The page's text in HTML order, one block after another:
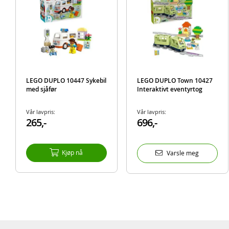
LEGO DUPLO 10447 Sykebil
med sjåfør
Vår lavpris:
265,-
Kjøp nå
LEGO DUPLO Town 10427
Interaktivt eventyrtog
Vår lavpris:
696,-
Varsle meg